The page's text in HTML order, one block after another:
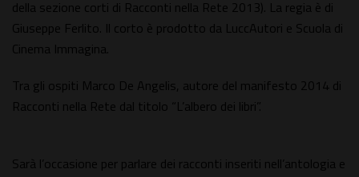
della sezione corti di Racconti nella Rete 2013). La regia è di
Giuseppe Ferlito. Il corto è prodotto da LuccAutori e Scuola di
Cinema Immagina.
Tra gli ospiti Marco De Angelis, autore del manifesto 2014 di
Racconti nella Rete dal titolo “L’albero dei libri”.
Sarà l’occasione per parlare dei racconti inseriti nell’antologia e